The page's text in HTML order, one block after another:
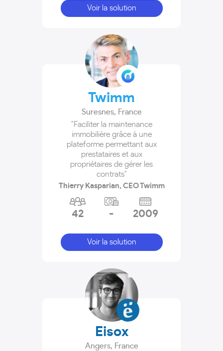
Voir la solution
Twimm
Suresnes, France
"Faciliter la maintenance
immobilière grâce à une
plateforme permettant aux
prestataires et aux
propriétaires de gérer les
contrats"
Thierry Kasparian, CEO Twimm
42 - 2009
Voir la solution
Eisox
Angers, France